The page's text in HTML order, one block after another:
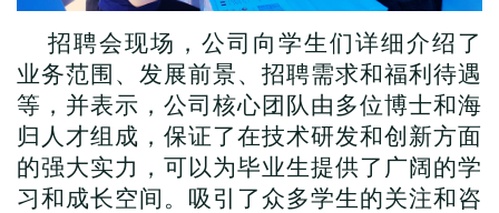
招聘会现场，公司向学生们详细介绍了
业务范围、发展前景、招聘需求和福利待遇
等，并表示，公司核心团队由多位博士和海
归人才组成，保证了在技术研发和创新方面
的强大实力，可以为毕业生提供了广阔的学
习和成长空间。吸引了众多学生的关注和咨